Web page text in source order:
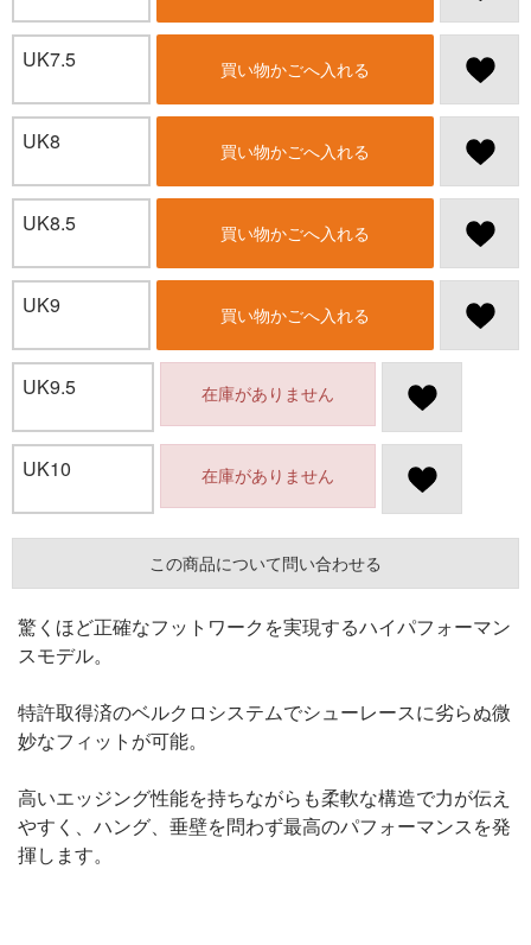
UK7.5 買い物かごへ入れる
UK8 買い物かごへ入れる
UK8.5 買い物かごへ入れる
UK9 買い物かごへ入れる
UK9.5 在庫がありません
UK10 在庫がありません
この商品について問い合わせる
驚くほど正確なフットワークを実現するハイパフォーマン
スモデル。
特許取得済のベルクロシステムでシューレースに劣らぬ微
妙なフィットが可能。
高いエッジング性能を持ちながらも柔軟な構造で力が伝え
やすく、ハング、垂壁を問わず最高のパフォーマンスを発
揮します。